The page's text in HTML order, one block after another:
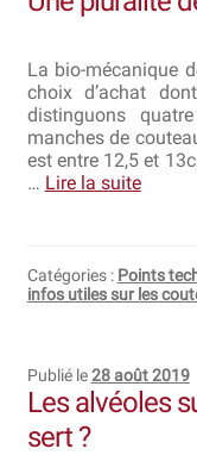
Expédition le jour même
Frais de port
Bocuse d’Or
Mentions légales
Mon Compte
La bio-mécanique
choix d’achat
distinguons
manches de
est entre 12,5 et
… Lire la suite
Catégories : Points
infos utiles sur les
Publié le28 août 2019
Les alvéoles
sert ?